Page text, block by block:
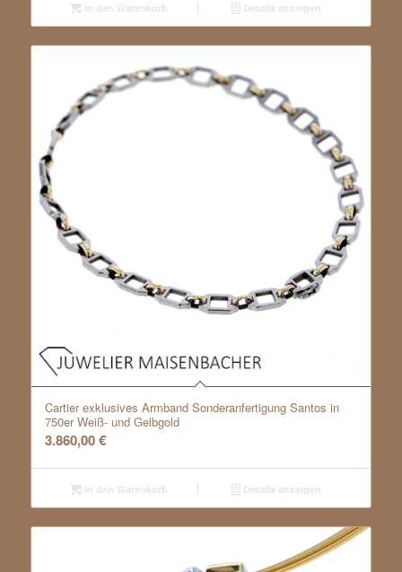
In den Warenkorb Details anzeigen
Cartier exklusives Armband Sonderanfertigung Santos in
750er Weiß- und Gelbgold
3.860,00€
In den Warenkorb Details anzeigen